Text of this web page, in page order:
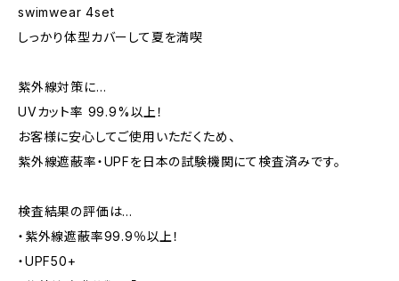
swimwear 4set
しっかり体型カバーして夏を満喫
紫外線対策に…
UVカット率 99.9%以上！
お客様に安心してご使用いただくため、
紫外線遮蔽率・UPFを日本の試験機関にて検査済みです。
検査結果の評価は…
・紫外線遮蔽率99.9％以上！
・UPF50+